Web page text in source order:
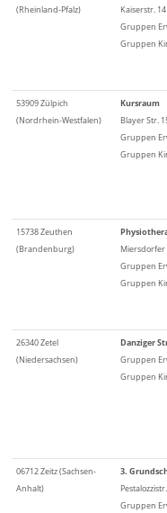
(Rheinland-Pfalz)
Kaiserstr. 14
Gruppen
Gruppen
53909 Zülpich
(Nordrhein-Westfalen)
Kursraum
Blayer Str.
Gruppen
Gruppen
15738 Zeuthen
(Brandenburg)
Miersdorfer
Gruppen
Gruppen
26340 Zetel
(Niedersachsen)
Danziger
Gruppen
Gruppen
06712 Zeitz (Sachsen-
Anhalt)
3.
Gruppen